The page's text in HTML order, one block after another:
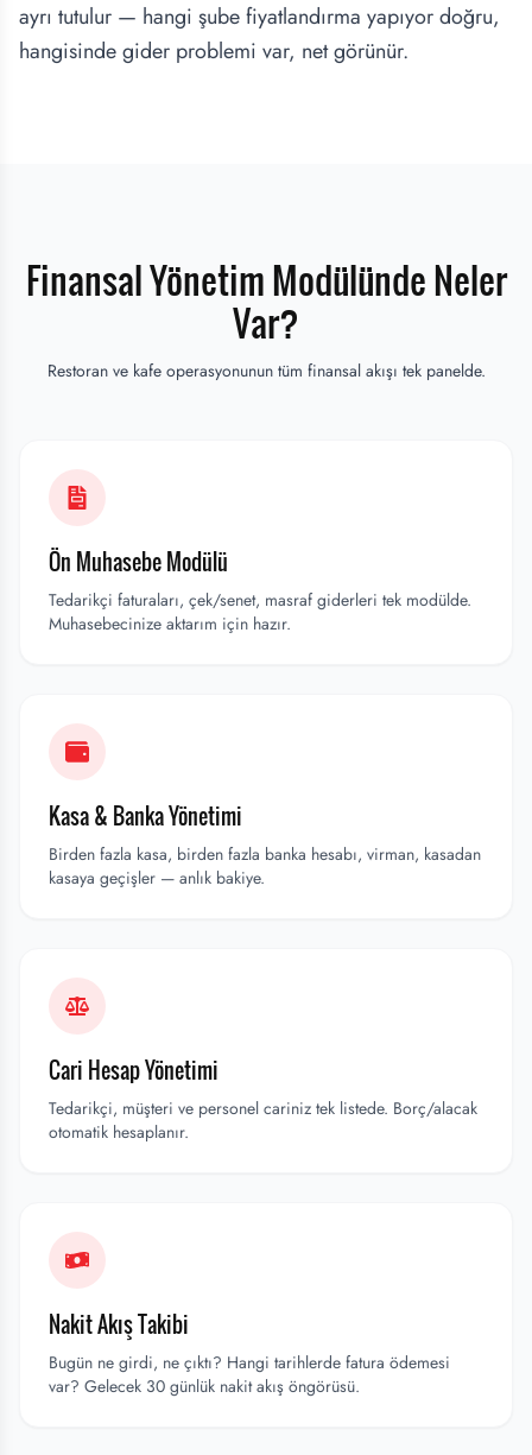
ayrı tutulur — hangi şube fiyatlandırma yapıyor doğru,
hangisinde gider problemi var, net görünür.
Finansal Yönetim Modülünde Neler
Var?
Restoran ve kafe operasyonunun tüm finansal akışı tek panelde.
Ön Muhasebe Modülü
Tedarikçi faturaları, çek/senet, masraf giderleri tek modülde.
Muhasebecinize aktarım için hazır.
Kasa & Banka Yönetimi
Birden fazla kasa, birden fazla banka hesabı, virman, kasadan
kasaya geçişler — anlık bakiye.
Cari Hesap Yönetimi
Tedarikçi, müşteri ve personel cariniz tek listede. Borç/alacak
otomatik hesaplanır.
Nakit Akış Takibi
Bugün ne girdi, ne çıktı? Hangi tarihlerde fatura ödemesi
var? Gelecek 30 günlük nakit akış öngörüsü.